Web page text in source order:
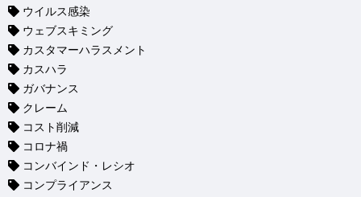
ウイルス感染
ウェブスキミング
カスタマーハラスメント
カスハラ
ガバナンス
クレーム
コスト削減
コロナ禍
コンバインド・レシオ
コンプライアンス